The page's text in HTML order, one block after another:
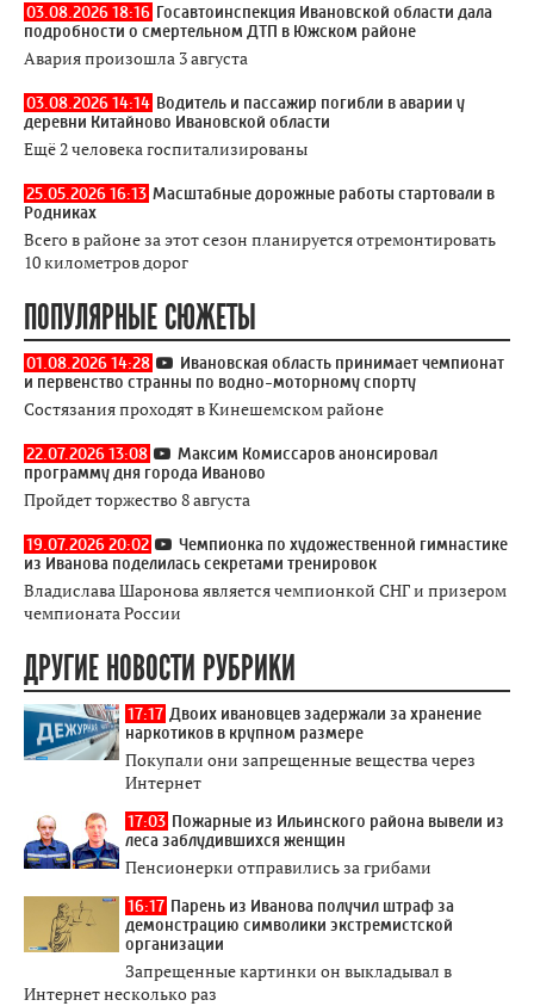
03.08.2026 18:16 Госавтоинспекция Ивановской области дала
подробности о смертельном ДТП в Южском районе
Авария произошла 3 августа
03.08.2026 14:14 Водитель и пассажир погибли в аварии у
деревни Китайново Ивановской области
Ещё 2 человека госпитализированы
25.05.2026 16:13 Масштабные дорожные работы стартовали в
Родниках
Всего в районе за этот сезон планируется отремонтировать
10 километров дорог
ПОПУЛЯРНЫЕ СЮЖЕТЫ
01.08.2026 14:28
Ивановская область принимает чемпионат
и первенство странны по водно-моторному спорту
Состязания проходят в Кинешемском районе
22.07.2026 13:08
Максим Комиссаров анонсировал
программу дня города Иваново
Пройдет торжество 8 августа
19.07.2026 20:02
Чемпионка по художественной гимнастике
из Иванова поделилась секретами тренировок
Владислава Шаронова является чемпионкой СНГ и призером
чемпионата России
ДРУГИЕ НОВОСТИ РУБРИКИ
17:17 Двоих ивановцев задержали за хранение
наркотиков в крупном размере
Покупали они запрещенные вещества через
Интернет
17:03 Пожарные из Ильинского района вывели из
леса заблудившихся женщин
Пенсионерки отправились за грибами
16:17 Парень из Иванова получил штраф за
демонстрацию символики экстремистской
организации
Запрещенные картинки он выкладывал в
Интернет несколько раз